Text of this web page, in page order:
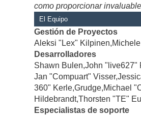
como proporcionar
El Equipo
Gestión de Proyectos
Aleksi "Lex"
Desarrolladores
Shawn Bulen,John
Jan "Compuart"
360" Kerle,Grudge,Michael
Hildebrandt,Thorsten "TE"
Especialistas de soporte